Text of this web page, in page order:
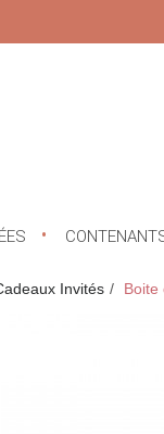
Invités Boite